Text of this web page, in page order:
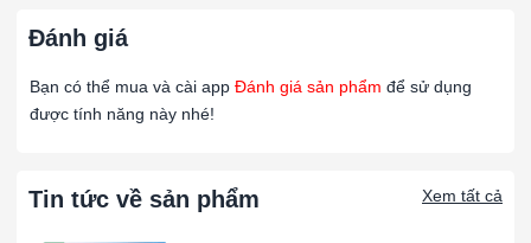
g); RMC: 39 oz (1105,6 g).
Chỉ thị EU 2011/65 / EU (RoHS II).
Đánh giá
Bạn có thể mua và cài app Đánh giá sản phẩm để sử dụng
được tính năng này nhé!
Tin tức về sản phẩm Xem tất cả